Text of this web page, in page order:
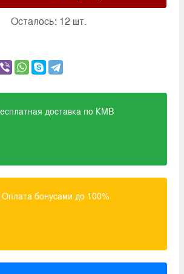
Осталось: 12 шт.
доставка по КМВ
бонусами до 100%